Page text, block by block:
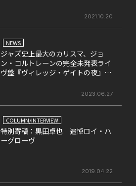
2021.10.20
NEWS
ジャズ史上最大のカリスマ、ジョ
ン・コルトレーンの完全未発表ライ
ヴ盤『ヴィレッジ・ゲイトの夜』、
2023.06.27
COLUMN/INTERVIEW
特別寄稿：黒田卓也 追悼ロイ・ハ
ーグローヴ
2019.04.22